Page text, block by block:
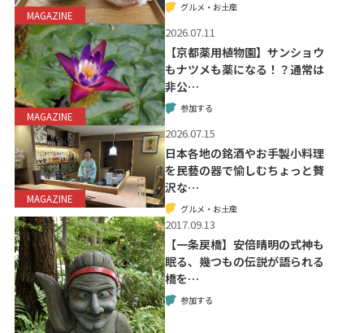
MAGAZINE
グルメ・お土産
MAGAZINE
2026.07.11
【京都薬用植物園】サンショウ
もナツメも薬になる！？通常は
非公…
参加する
MAGAZINE
2026.07.15
日本各地の銘酒やお手製小料理
を民藝の器で愉しむちょっと贅
沢な…
グルメ・お土産
2017.09.13
【一条戻橋】安倍晴明の式神も
眠る、幾つもの伝説が語られる
橋を…
参加する